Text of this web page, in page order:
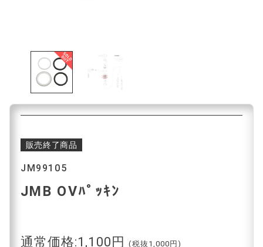
販売終了商品
JM99105
JMB OVﾊﾟｯｷﾝ
通常価格:1,100円 (税抜1,000円)